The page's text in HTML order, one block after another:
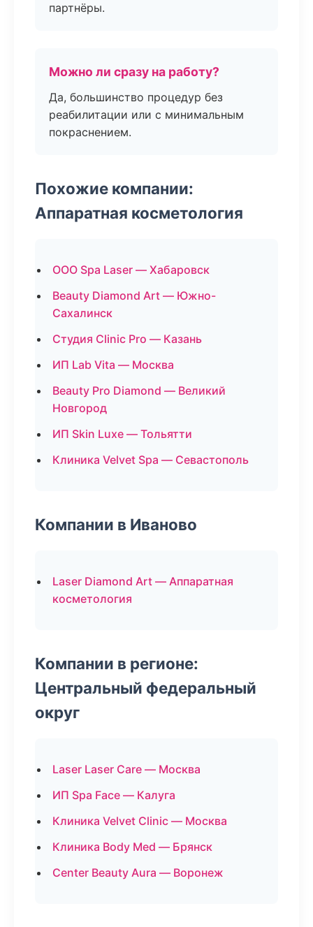
партнёры.
Можно ли сразу на работу?
Да, большинство процедур без
реабилитации или с минимальным
покраснением.
Похожие компании:
Аппаратная косметология
ООО Spa Laser — Хабаровск
Beauty Diamond Art — Южно-
Сахалинск
Студия Clinic Pro — Казань
ИП Lab Vita — Москва
Beauty Pro Diamond — Великий
Новгород
ИП Skin Luxe — Тольятти
Клиника Velvet Spa — Севастополь
Компании в Иваново
Laser Diamond Art — Аппаратная
косметология
Компании в регионе:
Центральный федеральный
округ
Laser Laser Care — Москва
ИП Spa Face — Калуга
Клиника Velvet Clinic — Москва
Клиника Body Med — Брянск
Center Beauty Aura — Воронеж